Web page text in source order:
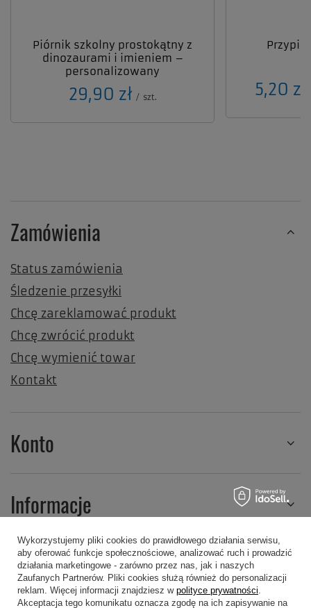
Piórnik szkolny prostokątny z
dinozaurami i imieniem –
personalizowany
29,90 zł / szt. od
5,20 zł
Zamówienia
Status zamówienia
Śledzenie przesyłki
Chcę zareklamować produkt
Chcę zwrócić produkt
Chcę wymienić towar
Kontakt
Konto
Informacje
Regulaminy
Wykorzystujemy pliki cookies do prawidłowego działania serwisu,
aby oferować funkcje społecznościowe, analizować ruch i prowadzić
działania marketingowe - zarówno przez nas, jak i naszych
Zaufanych Partnerów. Pliki cookies służą również do personalizacji
reklam. Więcej informacji znajdziesz w polityce prywatności.
Akceptacja tego komunikatu oznacza zgodę na ich zapisywanie na